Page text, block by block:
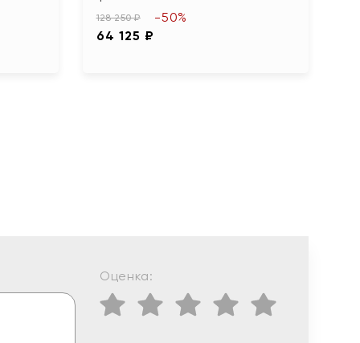
128 250 ₽
64 125 ₽
-50%
Оценка: